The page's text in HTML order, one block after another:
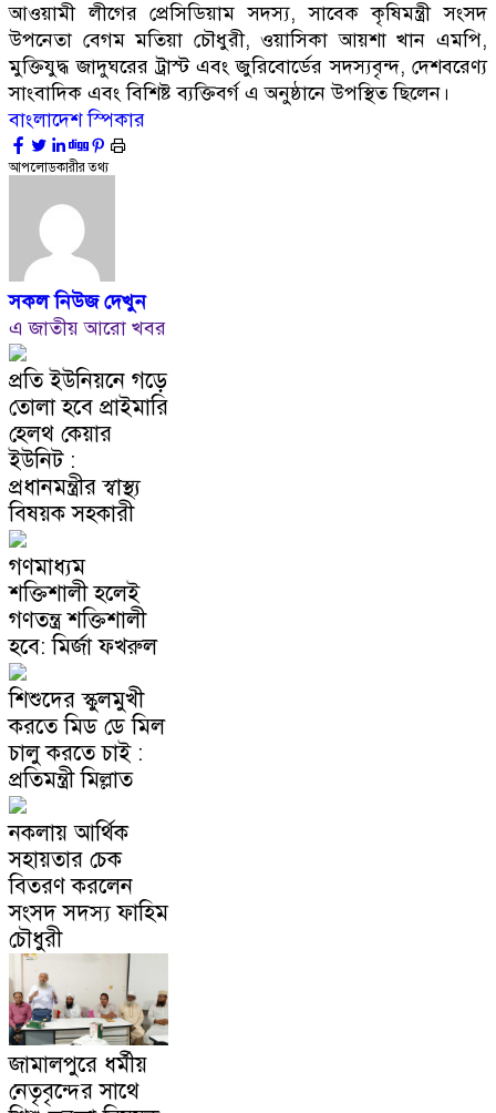
আওয়ামী লীগের প্রেসিডিয়াম সদস্য, সাবেক কৃষিমন্ত্রী সংসদ
উপনেতা বেগম মতিয়া চৌধুরী, ওয়াসিকা আয়শা খান এমপি,
মুক্তিযুদ্ধ জাদুঘরের ট্রাস্ট এবং জুরিবোর্ডের সদস্যবৃন্দ, দেশবরেণ্য
সাংবাদিক এবং বিশিষ্ট ব্যক্তিবর্গ এ অনুষ্ঠানে উপস্থিত ছিলেন।
বাংলাদেশ স্পিকার
আপলোডকারীর তথ্য
সকল নিউজ দেখুন
এ জাতীয় আরো খবর
প্রতি ইউনিয়নে গড়ে
তোলা হবে প্রাইমারি
হেলথ কেয়ার
ইউনিট :
প্রধানমন্ত্রীর স্বাস্থ্য
বিষয়ক সহকারী
গণমাধ্যম
শক্তিশালী হলেই
গণতন্ত্র শক্তিশালী
হবে: মির্জা ফখরুল
শিশুদের স্কুলমুখী
করতে মিড ডে মিল
চালু করতে চাই :
প্রতিমন্ত্রী মিল্লাত
নকলায় আর্থিক
সহায়তার চেক
বিতরণ করলেন
সংসদ সদস্য ফাহিম
চৌধুরী
জামালপুরে ধর্মীয়
নেতৃবৃন্দের সাথে